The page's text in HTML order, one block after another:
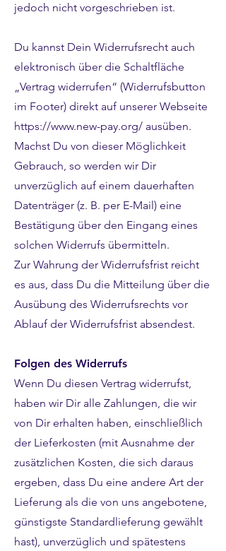
jedoch nicht vorgeschrieben ist.
Du kannst Dein Widerrufsrecht auch
elektronisch über die Schaltfläche
„Vertrag widerrufen“ (Widerrufsbutton
im Footer) direkt auf unserer Webseite
https://www.new-pay.org/ ausüben.
Machst Du von dieser Möglichkeit
Gebrauch, so werden wir Dir
unverzüglich auf einem dauerhaften
Datenträger (z. B. per E-Mail) eine
Bestätigung über den Eingang eines
solchen Widerrufs übermitteln.
Zur Wahrung der Widerrufsfrist reicht
es aus, dass Du die Mitteilung über die
Ausübung des Widerrufsrechts vor
Ablauf der Widerrufsfrist absendest.
Folgen des Widerrufs
Wenn Du diesen Vertrag widerrufst,
haben wir Dir alle Zahlungen, die wir
von Dir erhalten haben, einschließlich
der Lieferkosten (mit Ausnahme der
zusätzlichen Kosten, die sich daraus
ergeben, dass Du eine andere Art der
Lieferung als die von uns angebotene,
günstigste Standardlieferung gewählt
hast), unverzüglich und spätestens